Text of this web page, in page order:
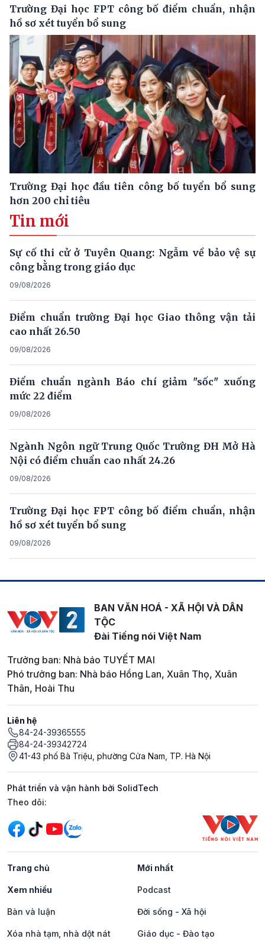
Trường Đại học FPT công bố điểm chuẩn, nhận
hồ sơ xét tuyển bổ sung
Trường Đại học đầu tiên công bố tuyển bổ sung
hơn 200 chỉ tiêu
Tin mới
Sự cố thi cử ở Tuyên Quang: Ngẫm về bảo vệ sự
công bằng trong giáo dục
09/08/2026
Điểm chuẩn trường Đại học Giao thông vận tải
cao nhất 26.50
09/08/2026
Điểm chuẩn ngành Báo chí giảm "sốc" xuống
mức 22 điểm
09/08/2026
Ngành Ngôn ngữ Trung Quốc Trường ĐH Mở Hà
Nội có điểm chuẩn cao nhất 24.26
09/08/2026
Trường Đại học FPT công bố điểm chuẩn, nhận
hồ sơ xét tuyển bổ sung
09/08/2026
BAN VĂN HOÁ - XÃ HỘI VÀ DÂN
TỘC
Đài Tiếng nói Việt Nam
Trưởng ban: Nhà báo TUYẾT MAI
Phó trưởng ban: Nhà báo Hồng Lan, Xuân Thọ, Xuân
Thân, Hoài Thu
Liên hệ
84-24-39365555
84-24-39342724
41-43 phố Bà Triệu, phường Cửa Nam, TP. Hà Nội
Phát triển và vận hành bởi SolidTech
Mạng xã hội
Theo dõi:
Trang chủ Mới nhất
Xem nhiều Podcast
Bàn và luận Đời sống - Xã hội
Xóa nhà tạm, nhà dột nát Giáo dục - Đào tạo